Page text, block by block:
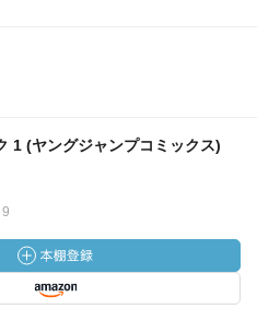
1 (ヤングジャンプコミックス)
9